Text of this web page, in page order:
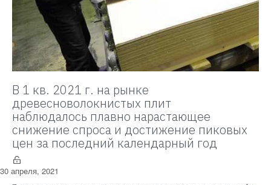
В 1 кв. 2021 г. на рынке
древесноволокнистых плит
наблюдалось плавно нарастающее
снижение спроса и достижение пиковых
цен за последний календарный год
30 апреля, 2021